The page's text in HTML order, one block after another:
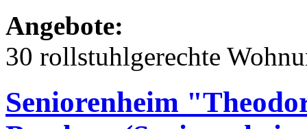
Angebote:
30 rollstuhlgerechte
Seniorenheim